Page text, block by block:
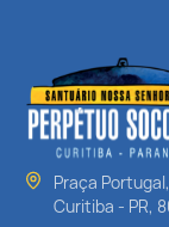
Praça
Curitiba - PR,